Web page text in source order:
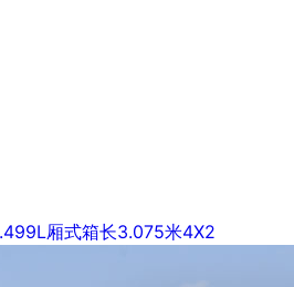
厢式箱长3.075米4X2